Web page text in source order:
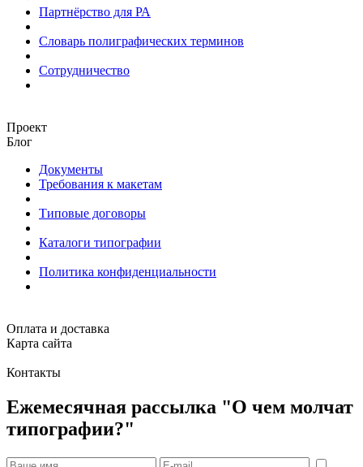
Партнёрство для РА
Словарь полиграфических терминов
Сотрудничество
Проект
Блог
Документы
Требования к макетам
Типовые договоры
Каталоги типографии
Политика конфиденциальности
Оплата и доставка
Карта сайта
Контакты
Ежемесячная рассылка "О чем молчат
типографии?"